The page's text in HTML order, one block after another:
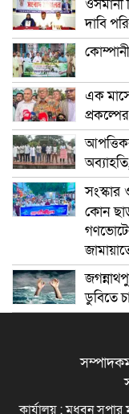
ওসমানী
দাবি
এক
কোন
ডুবিতে
কার্যালয় : মধুবন সুপার